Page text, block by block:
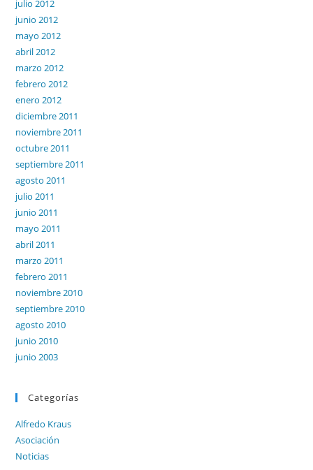
julio 2012
junio 2012
mayo 2012
abril 2012
marzo 2012
febrero 2012
enero 2012
diciembre 2011
noviembre 2011
octubre 2011
septiembre 2011
agosto 2011
julio 2011
junio 2011
mayo 2011
abril 2011
marzo 2011
febrero 2011
noviembre 2010
septiembre 2010
agosto 2010
junio 2010
junio 2003
Categorías
Alfredo Kraus
Asociación
Noticias